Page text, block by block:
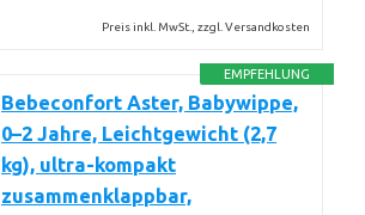
Preis inkl. MwSt., zzgl. Versandkosten
EMPFEHLUNG
Bebeconfort Aster, Babywippe,
0–2 Jahre, Leichtgewicht (2,7
kg), ultra-kompakt
zusammenklappbar,